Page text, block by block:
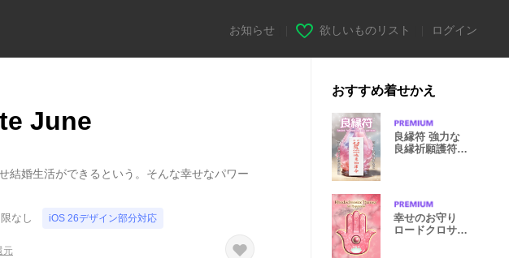
お知らせ 欲しいものリスト ログイン
June
結婚生活ができるという。そんな幸せなパワー
なし iOS 26デザイン部分対応
元
おすすめ着せかえ
良縁符 強力な
良縁祈願護符
幸せのお守り
ロードクロサイ